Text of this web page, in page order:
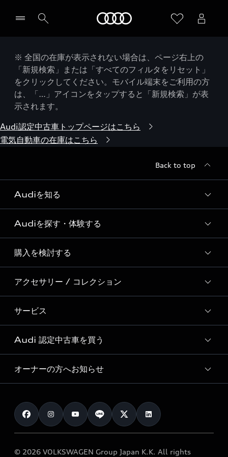
※ 全国の在庫が表示されない場合は、ページ右上の
「新規検索」または「すべてのフィルタをリセット」
をクリックしてください。モバイル端末をご利用の方
は、「…」アイコンをタップすると「新規検索」が表
示されます。
Audi認定中古車トップページはこちら
電気自動車の在庫はこちら
Back to top
Audiを知る
Audi ブランド
Story of Progress
Audi Sport
Formula 1®
デジタルサービス
Audiを探す・体験する
ディーラー検索
新車在庫検索
試乗車・展示車検索
見積り依頼
試乗予約
購入を検討する
モデル一覧
特別仕様モデル / 限定モデル
e-tronラインアップ
価格シミュレーション
車両比較
カタログ一覧
アクセサリー / コレクション
純正アクセサリー
オンラインショップ
Audi collection
アウディナビアプリ
サービス
サービス入庫予約
サービスプログラム
メンテナンス
車検 / 定期点検
e-tronアフターサポート
Audi 認定中古車を買う
Audi認定中古車
クオリティ
保証
メンテナンス
オーナーの方へお知らせ
お知らせ
オーナー様向けキャンペーン
© 2026 VOLKSWAGEN Group Japan K.K. All rights